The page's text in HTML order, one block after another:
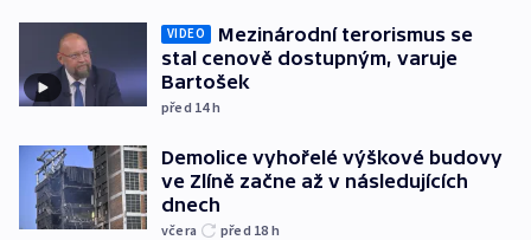
VIDEO
Mezinárodní terorismus se
stal cenově dostupným, varuje
Bartošek
před 14h
Demolice vyhořelé výškové budovy
ve Zlíně začne až v následujících
dnech
včera před 18 h